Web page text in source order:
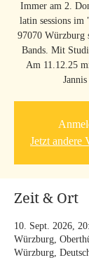
Immer am 2.
latin sessions im
97070 Würzburg
Bands. Mit
Am 11.12.25
Jetzt andere
Zeit & Ort
10. Sept. 2026,
Würzburg,
Würzburg,